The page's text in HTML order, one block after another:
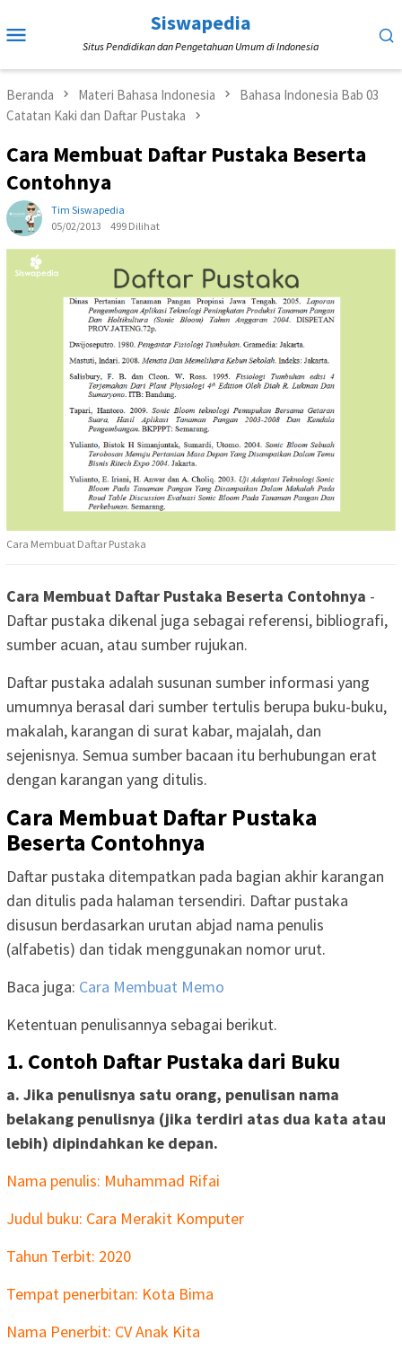
ke
Mobile
Siswapedia
Situs Pendidikan dan Pengetahuan Umum di Indonesia
Beranda Materi Bahasa Indonesia
Bahasa Indonesia Bab 03
Catatan Kaki dan Daftar Pustaka
Cara Membuat Daftar Pustaka Beserta
Contohnya
Tim Siswapedia
05/02/2013
499 Dilihat
Cara Membuat Daftar Pustaka
Cara Membuat Daftar Pustaka Beserta Contohnya -
Daftar pustaka dikenal juga sebagai referensi, bibliografi,
sumber acuan, atau sumber rujukan.
Daftar pustaka adalah susunan sumber informasi yang
umumnya berasal dari sumber tertulis berupa buku-buku,
makalah, karangan di surat kabar, majalah, dan
sejenisnya. Semua sumber bacaan itu berhubungan erat
dengan karangan yang ditulis.
Cara Membuat Daftar Pustaka
Beserta Contohnya
Daftar pustaka ditempatkan pada bagian akhir karangan
dan ditulis pada halaman tersendiri. Daftar pustaka
disusun berdasarkan urutan abjad nama penulis
(alfabetis) dan tidak menggunakan nomor urut.
Baca juga: Cara Membuat Memo
Ketentuan penulisannya sebagai berikut.
1. Contoh Daftar Pustaka dari Buku
a. Jika penulisnya satu orang, penulisan nama
belakang penulisnya (jika terdiri atas dua kata atau
lebih) dipindahkan ke depan.
Nama penulis: Muhammad Rifai
Judul buku: Cara Merakit Komputer
Tahun Terbit: 2020
Tempat penerbitan: Kota Bima
Nama Penerbit: CV Anak Kita